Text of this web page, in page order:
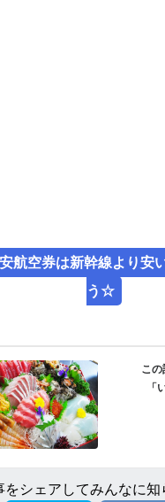
航空券は新幹線より安
う☆
こ
「
をシェアしてみんなに知